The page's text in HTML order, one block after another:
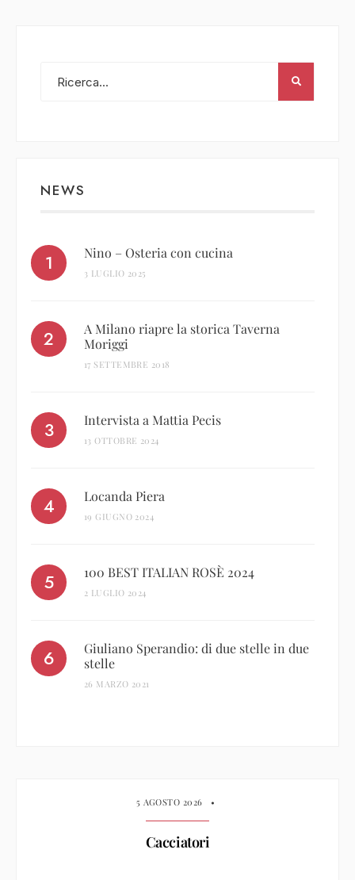
NEWS
Nino – Osteria con cucina
3 LUGLIO 2025
A Milano riapre la storica Taverna
Moriggi
17 SETTEMBRE 2018
Intervista a Mattia Pecis
13 OTTOBRE 2024
Locanda Piera
19 GIUGNO 2024
100 BEST ITALIAN ROSÈ 2024
2 LUGLIO 2024
Giuliano Sperandio: di due stelle in due
stelle
26 MARZO 2021
5 AGOSTO 2026 •
Cacciatori